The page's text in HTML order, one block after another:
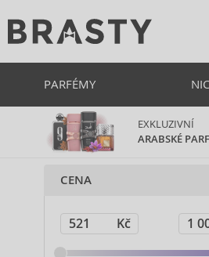
PARFÉMY
EXKLUZIVNÍ
ARABSKÉ
CENA